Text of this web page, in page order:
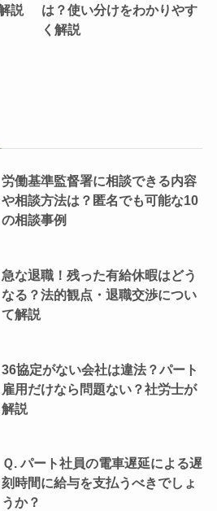
説
は？使い分けをわかりやす
く解説
労働基準監督署に相談できる内容
や相談方法は？匿名でも可能な10
の相談事例
急な退職！残った有給休暇はどう
なる？法的観点・退職交渉につい
て解説
36協定がない会社は違法？パート
雇用だけなら問題ない？社労士が
解説
Ｑ. パート社員の電車遅延による遅
刻時間に給与を支払うべきでしょ
うか？